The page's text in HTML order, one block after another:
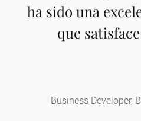
ha sido una
que
Business Developer,